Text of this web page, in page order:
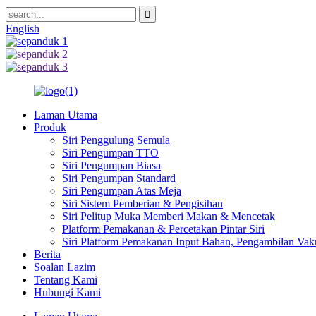
English
Laman Utama
Produk
Siri Penggulung Semula
Siri Pengumpan TTO
Siri Pengumpan Biasa
Siri Pengumpan Standard
Siri Pengumpan Atas Meja
Siri Sistem Pemberian & Pengisihan
Siri Pelitup Muka Memberi Makan & Mencetak
Platform Pemakanan & Percetakan Pintar Siri
Siri Platform Pemakanan Input Bahan, Pengambilan
Berita
Soalan Lazim
Tentang Kami
Hubungi Kami